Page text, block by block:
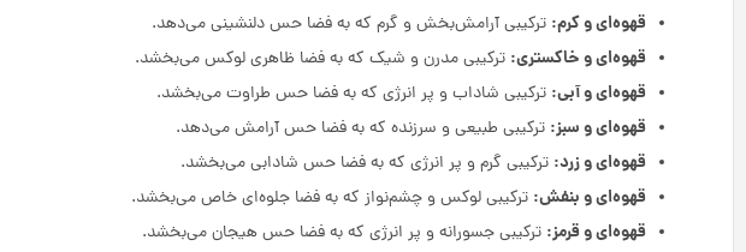
قهوه‌ای و کرم: ترکیبی آرامش‌بخش و گرم که به فضا حس دلنشینی می‌دهد.
قهوه‌ای و خاکستری: ترکیبی مدرن و شیک که به فضا ظاهری لوکس می‌بخشد.
قهوه‌ای و آبی: ترکیبی شاداب و پر انرژی که به فضا حس طراوت می‌بخشد.
قهوه‌ای و سبز: ترکیبی طبیعی و سرزنده که به فضا حس آرامش می‌دهد.
قهوه‌ای و زرد: ترکیبی گرم و پر انرژی که به فضا حس شادابی می‌بخشد.
قهوه‌ای و بنفش: ترکیبی لوکس و چشم‌نواز که به فضا جلوه‌ای خاص می‌بخشد.
قهوه‌ای و قرمز: ترکیبی جسورانه و پر انرژی که به فضا حس هیجان می‌بخشد.